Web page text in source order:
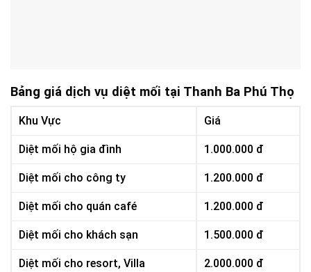
Bảng giá dịch vụ diệt mối tại Thanh Ba Phú Thọ
Khu Vực Giá
Diệt mối hộ gia đình 1.000.000 đ
Diệt mối cho công ty 1.200.000 đ
Diệt mối cho quán café 1.200.000 đ
Diệt mối cho khách sạn 1.500.000 đ
Diệt mối cho resort, Villa 2.000.000 đ